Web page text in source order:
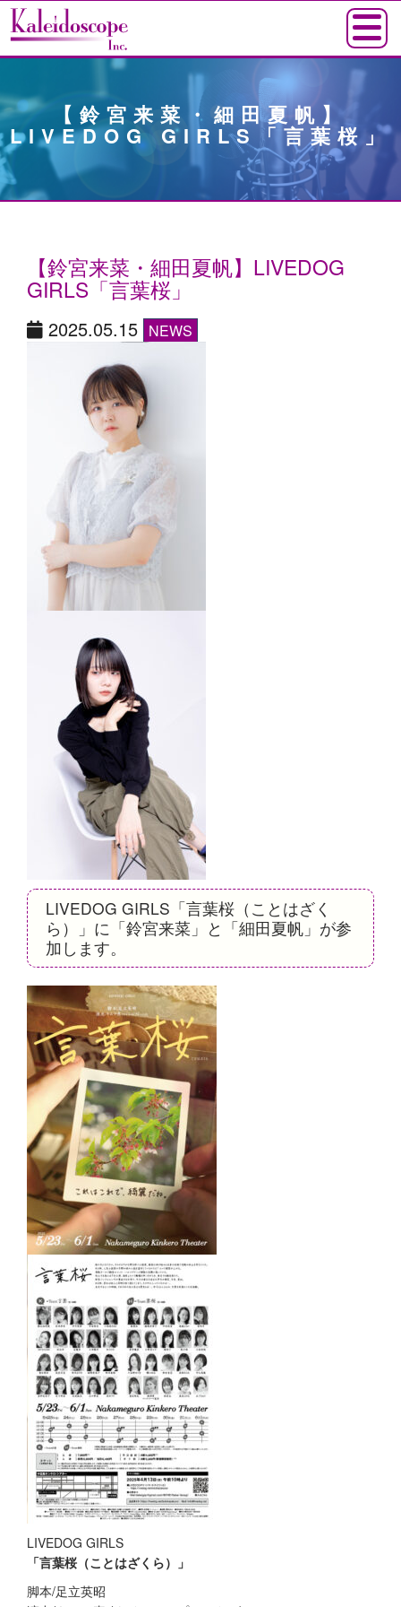
【鈴宮来菜・細田夏帆】
LIVEDOG GIRLS「言葉桜」
【鈴宮来菜・細田夏帆】LIVEDOG
GIRLS「言葉桜」
2025.05.15 NEWS
LIVEDOG GIRLS「言葉桜（ことはざく
ら）」に「鈴宮来菜」と「細田夏帆」が参
加します。
LIVEDOG GIRLS
「言葉桜（ことはざくら）」
脚本/足立英昭